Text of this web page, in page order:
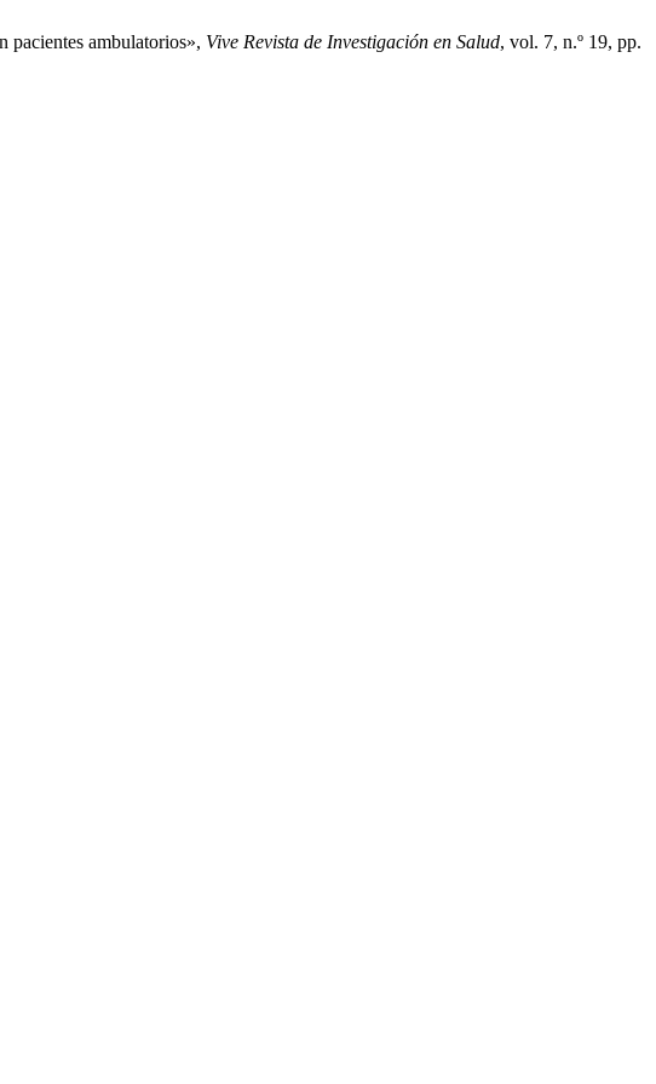
pacientes ambulatorios», Vive Revista de Investigación en Salud, vol. 7, n.º 19, pp.